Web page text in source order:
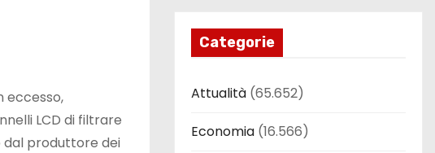
eccesso,
LCD di filtrare
dal produttore dei
Categorie
Attualità (65.652)
Economia (16.566)